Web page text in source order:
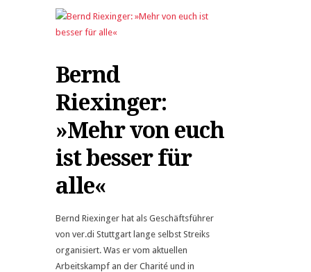
Bernd
Riexinger:
»Mehr von euch
ist besser für
alle«
Bernd Riexinger hat als Geschäftsführer
von ver.di Stuttgart lange selbst Streiks
organisiert. Was er vom aktuellen
Arbeitskampf an der Charité und in